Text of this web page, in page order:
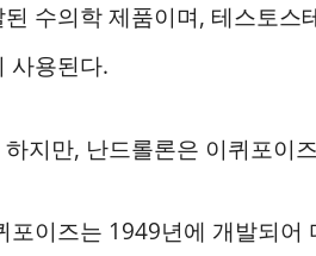
수의학 제품이며, 테스토
사용된다.
지만, 난드롤론은 이퀴포이
포이즈는 1949년에 개발되